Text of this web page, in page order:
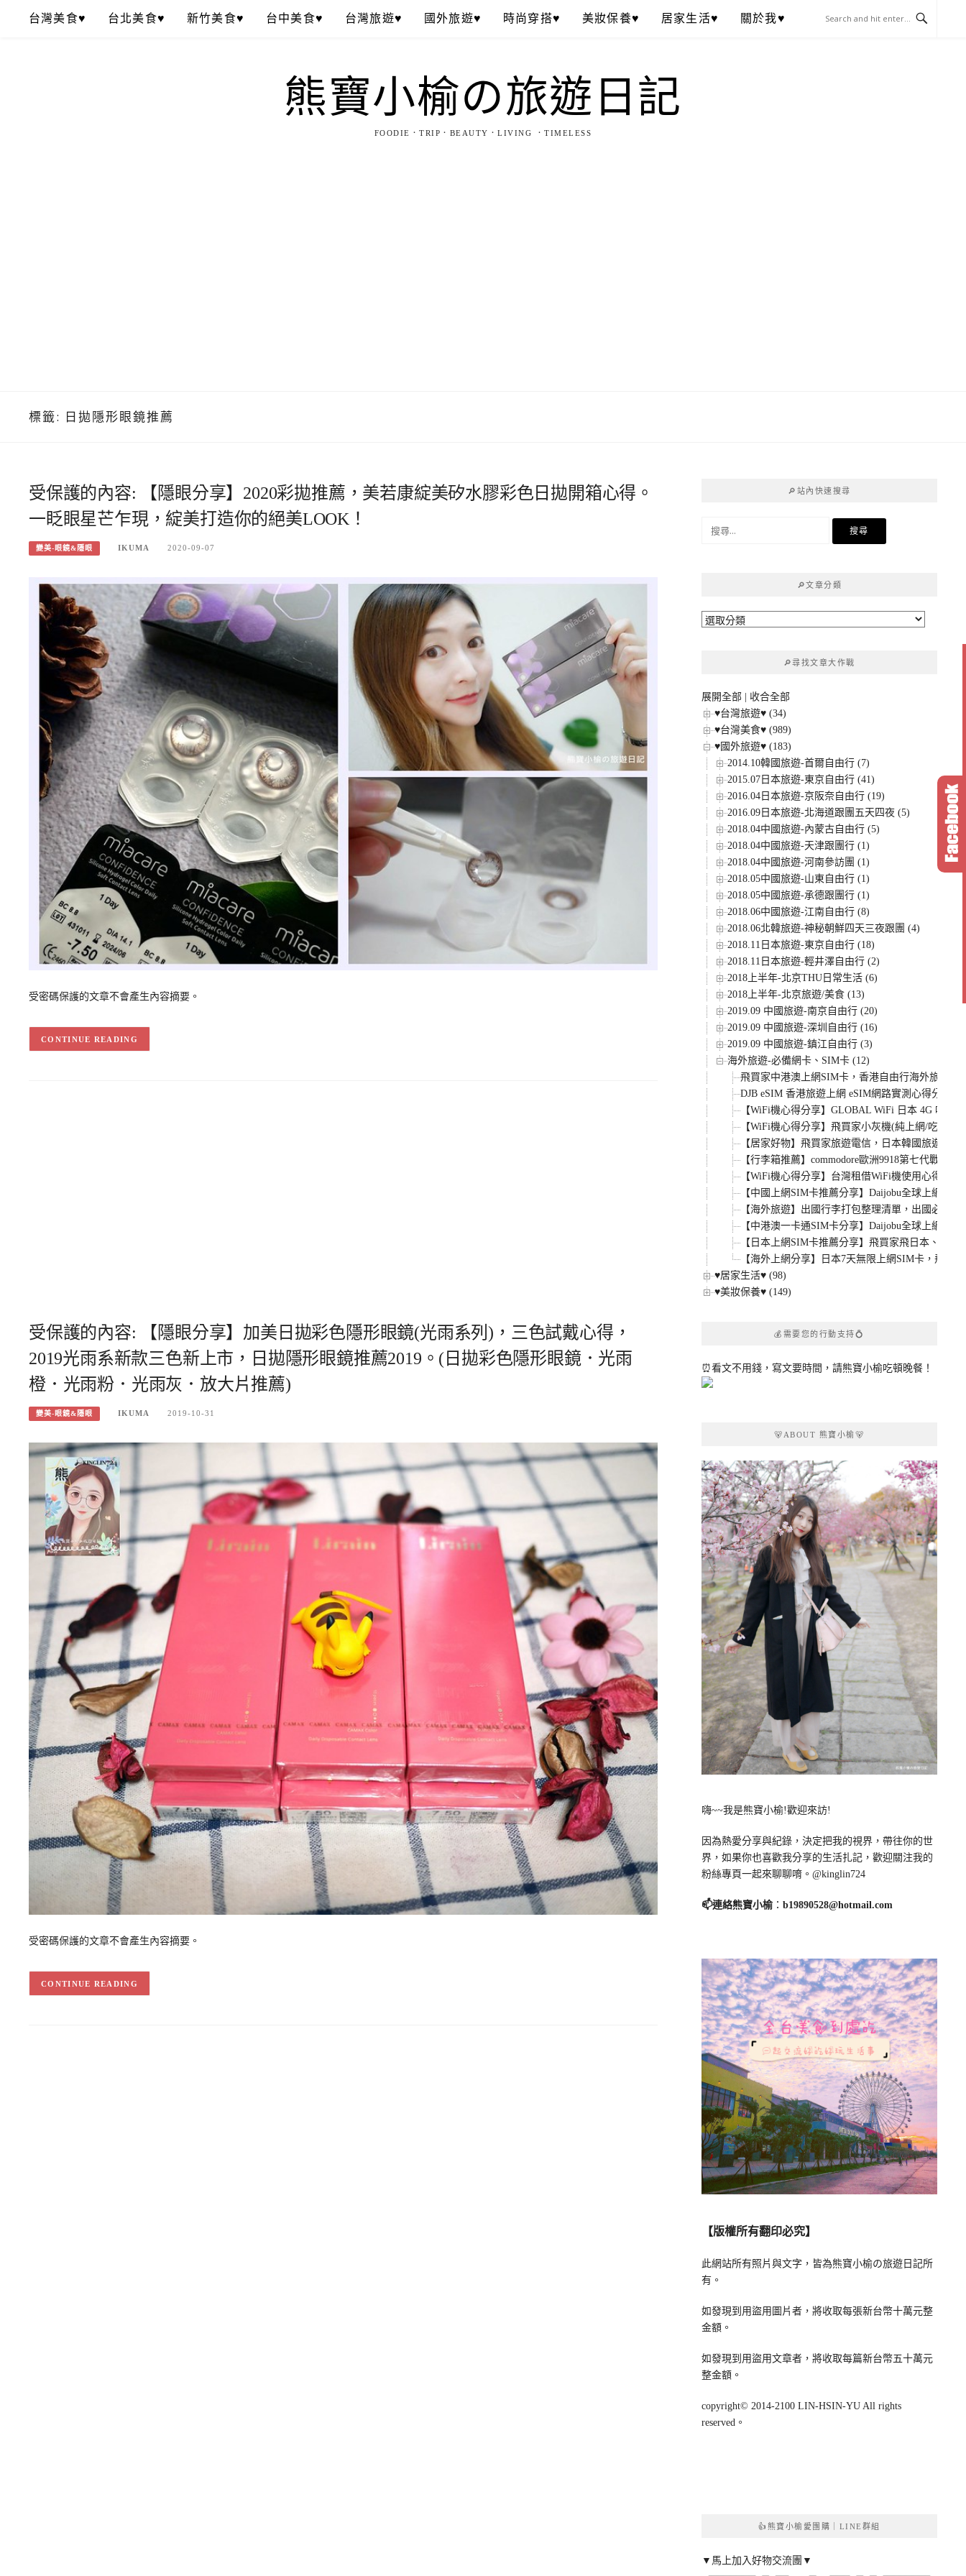
台灣美食♥ 台北美食♥ 新竹美食♥ 台中美食♥ 台灣旅遊♥ 國外旅遊♥ 時尚穿搭♥ 美妝保養♥ 居家生活♥ 關於我♥
熊寶小榆の旅遊日記
FOODIE．TRIP．BEAUTY．LIVING ．TIMELESS
標籤: 日拋隱形眼鏡推薦
受保護的內容: 【隱眼分享】2020彩拋推薦，美若康綻美矽水膠彩色日拋開箱心得。
一眨眼星芒乍現，綻美打造你的絕美LOOK！
變美-眼鏡&隱眼 IKUMA 2020-09-07
受密碼保護的文章不會產生內容摘要。
CONTINUE READING
受保護的內容: 【隱眼分享】加美日拋彩色隱形眼鏡(光雨系列)，三色試戴心得，
2019光雨系新款三色新上市，日拋隱形眼鏡推薦2019。(日拋彩色隱形眼鏡．光雨
橙．光雨粉．光雨灰．放大片推薦)
變美-眼鏡&隱眼 IKUMA 2019-10-31
受密碼保護的文章不會產生內容摘要。
CONTINUE READING
🔎站內快速搜尋
🔎文章分類
🔎
🔎尋找文章大作戰
展開全部
收合全部
♥台灣旅遊♥ (34)
♥台灣美食♥ (989)
♥國外旅遊♥ (183)
2014.10韓國旅遊-首爾自由行 (7)
2015.07日本旅遊-東京自由行 (41)
2016.04日本旅遊-京阪奈自由行 (19)
2016.09日本旅遊-北海道跟團五天四夜 (5)
2018.04中國旅遊-內蒙古自由行 (5)
2018.04中國旅遊-天津跟團行 (1)
2018.04中國旅遊-河南參訪團 (1)
2018.05中國旅遊-山東自由行 (1)
2018.05中國旅遊-承德跟團行 (1)
2018.06中國旅遊-江南自由行 (8)
2018.06北韓旅遊-神秘朝鮮四天三夜跟團 (4)
2018.11日本旅遊-東京自由行 (18)
2018.11日本旅遊-輕井澤自由行 (2)
2018上半年-北京THU日常生活 (6)
2018上半年-北京旅遊/美食 (13)
2019.09 中國旅遊-南京自由行 (20)
2019.09 中國旅遊-深圳自由行 (16)
2019.09 中國旅遊-鎮江自由行 (3)
海外旅遊-必備網卡、SIM卡 (12)
飛買家中港澳上網SIM卡，香港自由行海外旅遊網
DJB eSIM 香港旅遊上網 eSIM網路實測心得分享
【WiFi機心得分享】GLOBAL WiFi 日本 4G 吃到
【WiFi機心得分享】飛買家小灰機(純上網/吃到飽
【居家好物】飛買家旅遊電信，日本韓國旅遊，
【行李箱推薦】commodore歐洲9918第七代戰車
【WiFi機心得分享】台灣租借WiFi機使用心得分
【中國上網SIM卡推薦分享】Daijobu全球上網卡
【海外旅遊】出國行李打包整理清單，出國必備
【中港澳一卡通SIM卡分享】Daijobu全球上網卡
【日本上網SIM卡推薦分享】飛買家飛日本、飛韓
【海外上網分享】日本7天無限上網SIM卡，飛買
♥居家生活♥ (98)
♥美妝保養♥ (149)
💰需要您的行動支持💍
⏰看文不用錢，寫文要時間，請熊寶小榆吃頓晚餐！
🐻ABOUT 熊寶小榆🐻
嗨~~我是熊寶小榆!歡迎來訪!
因為熱愛分享與紀錄，決定把我的視界，帶往你的世
界，如果你也喜歡我分享的生活扎記，歡迎關注我的
粉絲專頁一起來聊聊唷。@kinglin724
📫連絡熊寶小榆： b19890528@hotmail.com
【版權所有翻印必究】
此網站所有照片與文字，皆為熊寶小榆の旅遊日記所
有。
如發現到用盜用圖片者，將收取每張新台幣十萬元整
金額。
如發現到用盜用文章者，將收取每篇新台幣五十萬元
整金額。
copyright© 2014-2100 LIN-HSIN-YU All rights
reserved。
👍熊寶小榆愛團購｜LINE群組
▼馬上加入好物交流團▼